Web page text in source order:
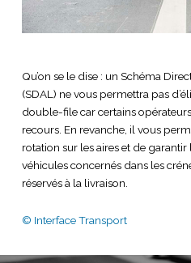
Qu’on se le dise : un Schéma
(SDAL) ne vous permettra pas
double-file car certains
recours. En revanche, il vous
rotation sur les aires et de
véhicules concernés dans les
réservés à la livraison.
© Interface Transport